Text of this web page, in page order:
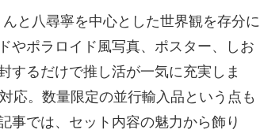
と八尋寧を中心とした世界観を存分に
やポラロイド風写真、ポスター、しお
するだけで推し活が一気に充実しま
応。数量限定の並行輸入品という点も
事では、セット内容の魅力から飾り